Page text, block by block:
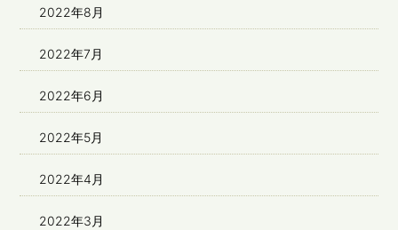
2022年8月
2022年7月
2022年6月
2022年5月
2022年4月
2022年3月